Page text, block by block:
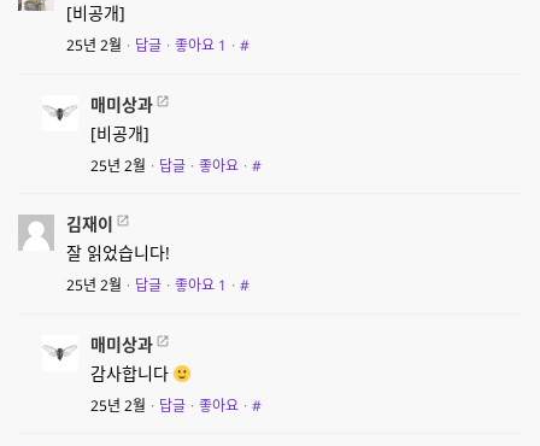
[비공개]
25년 2월 · 답글 · 좋아요 1 · #
매미상과
[비공개]
25년 2월 · 답글 · 좋아요 · #
김재이
잘 읽었습니다!
25년 2월 · 답글 · 좋아요 1 · #
매미상과
감사합니다
25년 2월 · 답글 · 좋아요 · #